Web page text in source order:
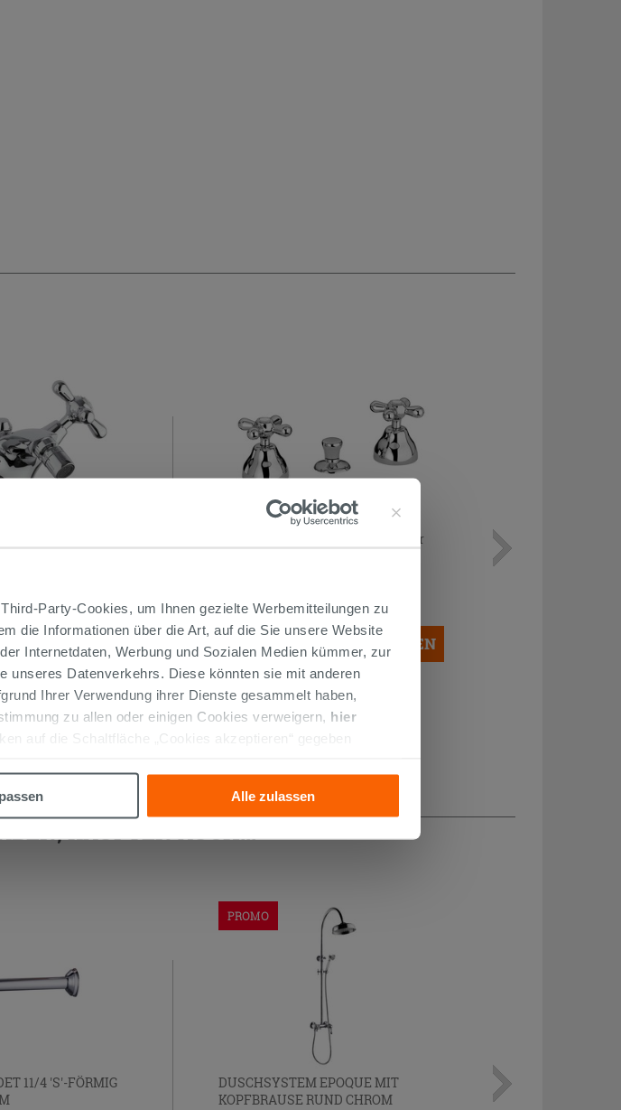
Party-Cookies, um Ihnen gezielte Werbemitteilungen zu
die Informationen über die Art, auf die Sie unsere Website
Internetdaten, Werbung und Sozialen Medien kümmer, zur
unseres Datenverkehrs. Diese könnten sie mit anderen
Ihrer Verwendung ihrer Dienste gesammelt haben,
zu allen oder einigen Cookies verweigern, hier
auf die Schaltfläche „Cookies akzeptieren“ gegeben
Alle zulassen
LEGEN
Mischer 3-Loch-Mischbatterie für
145,90 € /STK.
IN DEN WARENKORB LEGEN
KAUFTEN AUCH...
11/4 'S'-FÖRMIG
PROMO
DUSCHSYSTEM EPOQUE MIT
KOPFBRAUSE RUND CHROM